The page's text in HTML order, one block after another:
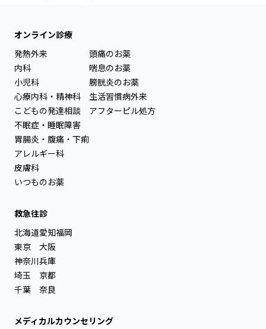
オンライン診療
発熱外来
内科
小児科
心療内科・精神科
こどもの発達相談
不眠症・睡眠障害
胃腸炎・腹痛・下痢
アレルギー科
皮膚科
いつものお薬
頭痛のお薬
喘息のお薬
膀胱炎のお薬
生活習慣病外来
アフターピル処方
救急往診
北海道
東京
神奈川
埼玉
千葉
愛知
大阪
兵庫
京都
奈良
福岡
メディカルカウンセリング